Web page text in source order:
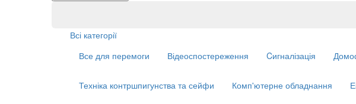
Всі категорії
Все для перемоги
Відеоспостереження Cигналізація
Техніка контршпигунства та сейфи Комп'ютерне обладнання